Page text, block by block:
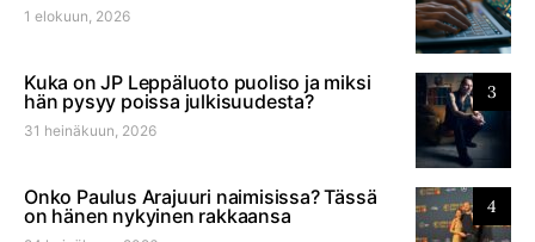
1 elokuun, 2026
3
Kuka on JP Leppäluoto puoliso ja miksi
hän pysyy poissa julkisuudesta?
31 heinäkuun, 2026
4
Onko Paulus Arajuuri naimisissa? Tässä
on hänen nykyinen rakkaansa